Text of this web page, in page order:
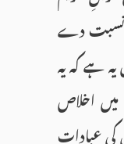
نسبت دے
ہے کہ یہ
اخلاص
عبادات